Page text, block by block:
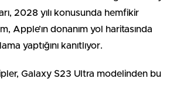
2028 yılı konusunda hemfikir
Apple’ın donanım yol haritasında
yaptığını kanıtlıyor.
Galaxy S23 Ultra modelinden bu